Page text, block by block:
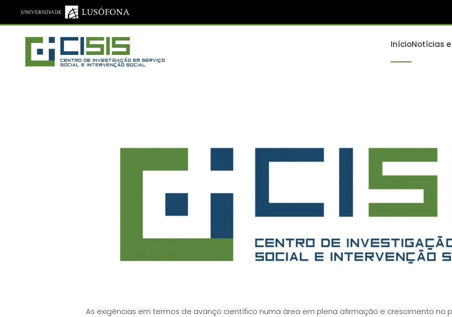
Saltar para o conteúdo principal
InícioNotícias
As exigências em termos de avanço científico numa área em plena afirmação e crescimento no